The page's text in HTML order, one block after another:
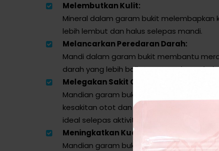
Melembutkan Kulit:
Mineral dalam garam bukit melembapkan
lebih lembut dan halus selepas mandi.
Melancarkan Peredaran Darah:
Mandi dalam garam bukit membantu
darah yang lebih baik, menyegarkan tubuh.
Melegakan Sakit Otot dan Sendi:
Mandian garam bukit dapat membantu
kesakitan otot dan kekejangan sendi,
ideal selepas aktiviti fizikal.
Meningkatkan Kualiti Tidur:
Mandian garam bukit beraroma yang